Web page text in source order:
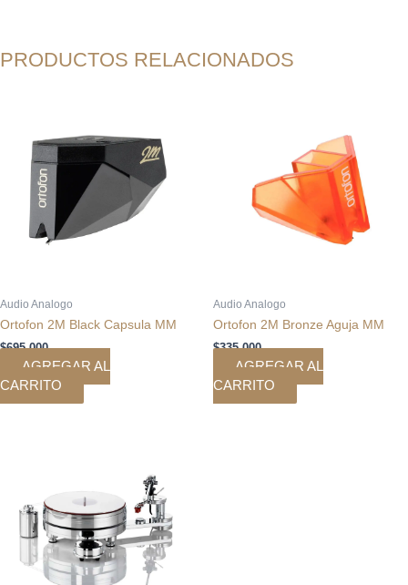
PRODUCTOS RELACIONADOS
Audio Analogo
Ortofon 2M Black Capsula MM
$695.000
AGREGAR AL
CARRITO
Audio Analogo
Ortofon 2M Bronze Aguja MM
$335.000
AGREGAR AL
CARRITO